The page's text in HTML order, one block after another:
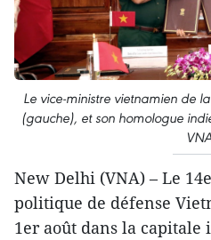
Le vice-ministre vietnamien de
(gauche), et son homologue
New Delhi (VNA) – Le
politique de défense
1er août dans la